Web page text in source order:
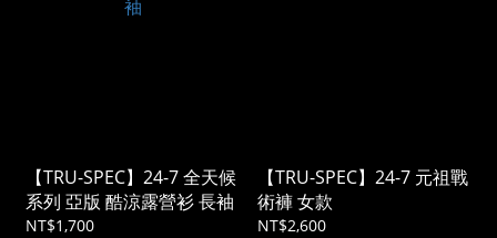
【TRU-SPEC】24-7 全天候
系列 亞版 酷涼露營衫 長袖
NT$1,700
【TRU-SPEC】24-7 元祖戰
術褲 女款
NT$2,600